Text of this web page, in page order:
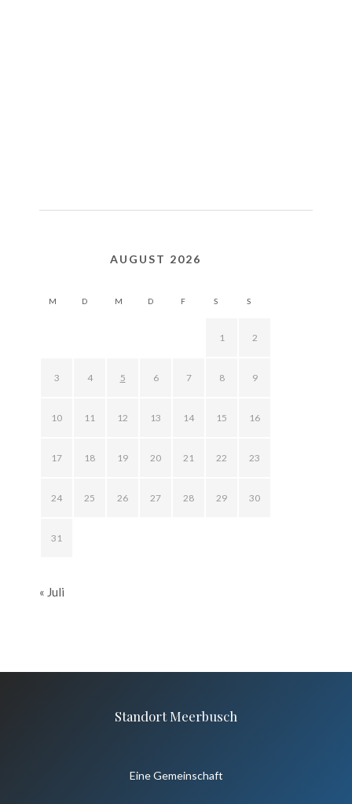
AUGUST 2026
M D M D F S S
1 2
3 4 5 6 7 8 9
10 11 12 13 14 15 16
17 18 19 20 21 22 23
24 25 26 27 28 29 30
31
« Juli
Standort Meerbusch
Eine Gemeinschaft